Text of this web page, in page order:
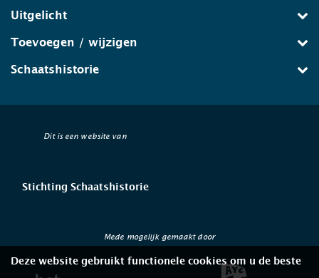
Uitgelicht
Toevoegen / wijzigen
Schaatshistorie
Dit is een website van
Stichting Schaatshistorie
Mede mogelijk gemaakt door
Deze website gebruikt functionele cookies om u de beste